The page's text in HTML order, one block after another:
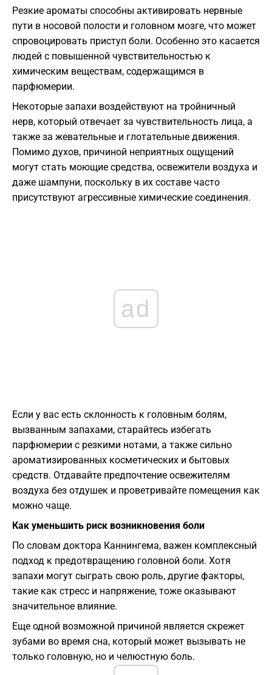
Резкие ароматы способны активировать нервные
пути в носовой полости и головном мозге, что может
спровоцировать приступ боли. Особенно это касается
людей с повышенной чувствительностью к
химическим веществам, содержащимся в
парфюмерии.
Некоторые запахи воздействуют на тройничный
нерв, который отвечает за чувствительность лица, а
также за жевательные и глотательные движения.
Помимо духов, причиной неприятных ощущений
могут стать моющие средства, освежители воздуха и
даже шампуни, поскольку в их составе часто
присутствуют агрессивные химические соединения.
ad
Если у вас есть склонность к головным болям,
вызванным запахами, старайтесь избегать
парфюмерии с резкими нотами, а также сильно
ароматизированных косметических и бытовых
средств. Отдавайте предпочтение освежителям
воздуха без отдушек и проветривайте помещения как
можно чаще.
Как уменьшить риск возникновения боли
По словам доктора Каннингема, важен комплексный
подход к предотвращению головной боли. Хотя
запахи могут сыграть свою роль, другие факторы,
такие как стресс и напряжение, тоже оказывают
значительное влияние.
Еще одной возможной причиной является скрежет
зубами во время сна, который может вызывать не
только головную, но и челюстную боль.